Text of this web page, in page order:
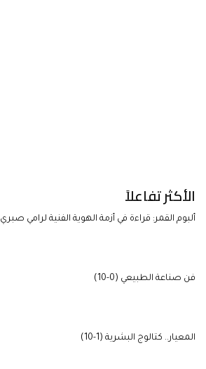
الأكثر تفاعلاً
ألبوم القمر: قراءة في أزمة الهوية الفنية لرامي صبري
فن صناعة الطبيعي (0-10)
المعيار.. كتالوج البشرية (1-10)